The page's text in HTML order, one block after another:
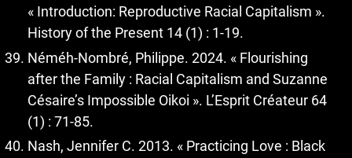
« Introduction: Reproductive Racial Capitalism ».
History of the Present 14 (1) : 1-19.
Néméh-Nombré, Philippe. 2024. « Flourishing
after the Family : Racial Capitalism and Suzanne
Césaire’s Impossible Oikoi ». L’Esprit Créateur 64
(1) : 71-85.
Nash, Jennifer C. 2013. « Practicing Love : Black